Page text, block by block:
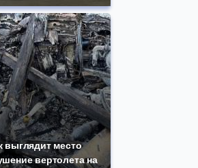
выглядит место
вертолета на